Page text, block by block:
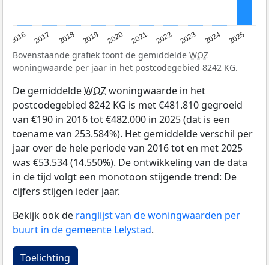
2016 2017 2018 2019 2020 2021 2022 2023 2024 2025
Bovenstaande grafiek toont de gemiddelde WOZ
woningwaarde per jaar in het postcodegebied 8242 KG.
De gemiddeldeWOZwoningwaarde in het
postcodegebied 8242 KG is met €481.810 gegroeid
van €190 in 2016 tot €482.000 in 2025 (dat is een
toename van 253.584%). Het gemiddelde verschil per
jaar over de hele periode van 2016 tot en met 2025
was €53.534 (14.550%). De ontwikkeling van de data
in de tijd volgt een monotoon stijgende trend: De
cijfers stijgen ieder jaar.
Bekijk ook de ranglijst van de woningwaarden per
buurt in de gemeente Lelystad.
Toelichting